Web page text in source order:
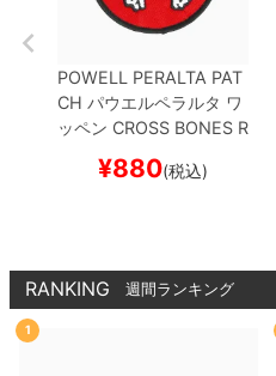
POWELL PERALTA PAT
CH パウエルペラルタ ワ
ッペン CROSS BONES R
ートボード スケボー
¥880(税込)
RANKING 週間ランキング
1